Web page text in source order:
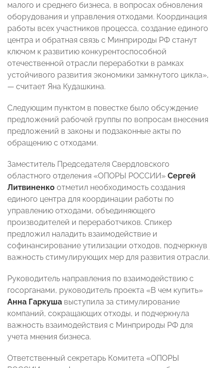
малого и среднего бизнеса, в вопросах обновления
оборудования и управления отходами. Координация
работы всех участников процесса, создание единого
центра и обратная связь с Минприроды РФ станут
ключом к развитию конкурентоспособной
отечественной отрасли переработки в рамках
устойчивого развития экономики замкнутого цикла»,
— считает Яна Кудашкина.
Следующим пунктом в повестке было обсуждение
предложений рабочей группы по вопросам внесения
предложений в законы и подзаконные акты по
обращению с отходами.
Заместитель Председателя Свердловского
областного отделения «ОПОРЫ РОССИИ» Сергей
Литвиненко отметил необходимость создания
единого центра для координации работы по
управлению отходами, объединяющего
производителей и переработчиков. Спикер
предложил наладить взаимодействие и
софинансирование утилизации отходов, подчеркнув
важность стимулирующих мер для развития отрасли.
Руководитель направления по взаимодействию с
госорганами, руководитель проекта «В чем купить»
Анна Гаркуша выступила за стимулирование
компаний, сокращающих отходы, и подчеркнула
важность взаимодействия с Минприроды РФ для
учета мнения бизнеса.
Ответственный секретарь Комитета «ОПОРЫ